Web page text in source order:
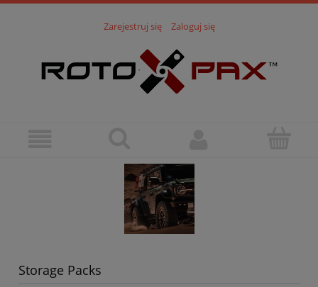
Zarejestruj się Zaloguj się
Storage Packs